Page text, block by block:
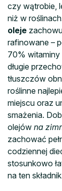
czy wątrobie,
niż w
oleje
rafinowane –
70%
długie
tłuszczów
roślinne
miejscu oraz
smażenia.
olejów na
zachować
codziennej
stosunkowo
na ten